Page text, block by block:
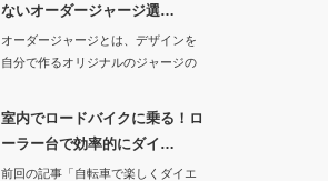
ないオーダージャージ選…
オーダージャージとは、デザインを
自分で作るオリジナルのジャージの
室内でロードバイクに乗る！ロ
ーラー台で効率的にダイ…
前回の記事「自転車で楽しくダイエ